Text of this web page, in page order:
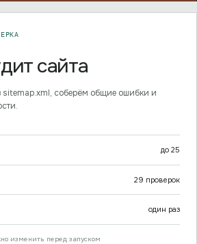
сайта
соберём общие ошибки и
до 25
29 проверок
один раз
изменить перед запуском